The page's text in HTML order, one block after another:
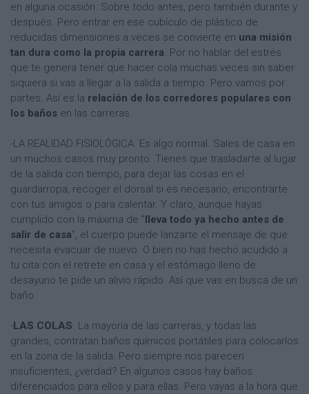
en alguna ocasión. Sobre todo antes, pero también durante y
después. Pero entrar en ese cubículo de plástico de
reducidas dimensiones a veces se convierte en una misión
tan dura como la propia carrera. Por no hablar del estrés
que te genera tener que hacer cola muchas veces sin saber
siquiera si vas a llegar a la salida a tiempo. Pero vamos por
partes. Así es la relación de los corredores populares con
los baños en las carreras.
-LA REALIDAD FISIOLÓGICA. Es algo normal. Sales de casa en
un muchos casos muy pronto. Tienes que trasladarte al lugar
de la salida con tiempo, para dejar las cosas en el
guardarropa, recoger el dorsal si es necesario, encontrarte
con tus amigos o para calentar. Y claro, aunque hayas
cumplido con la máxima de " lleva todo ya hecho antes de
salir de casa", el cuerpo puede lanzarte el mensaje de que
necesita evacuar de nuevo. O bien no has hecho acudido a
tu cita con el retrete en casa y el estómago lleno de
desayuno te pide un alivio rápido. Así que vas en busca de un
baño.
-LAS COLAS. La mayoría de las carreras, y todas las
grandes, contratan baños químicos portátiles para colocarlos
en la zona de la salida. Pero siempre nos parecen
insuficientes, ¿verdad? En algunos casos hay baños
diferenciados para ellos y para ellas. Pero vayas a la hora que